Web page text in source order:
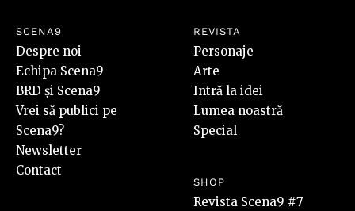
SCENA9
Despre noi
Echipa Scena9
BRD și Scena9
Vrei să publici pe
Scena9?
Newsletter
Contact
REVISTA
Personaje
Arte
Intră la idei
Lumea noastră
Special
SHOP
Revista Scena9 #7